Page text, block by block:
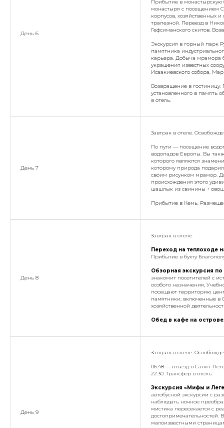
День 6
Прибытие в монастырскую
монастыря с посещением
корпусов, хозяйственных
трапезной. Переезд в
Гефсиманского скитов.
Экскурсия в горный парк
памятника
карьера. Добыча мрамора
украшения известных
Исаакиевского собора,
Возвращение в
установленного в память
в отель.
День 7
Завтрак в отеле.
По пути — посещение
водопадов Европы. Вы
которого являются
которому природа
своим рисунком мрамор.
происхождения этого
шашлык из свинины +
Прибытие в Кемь.
День 8
Завтрак в отеле.
Переход на теплоходе
Прибытие в бухту
Обзорная экскурсия
знакомит посетителей с
особого назначения,
посещают территорию
памятники, включенные в
хозяйственной
Обед в кафе на острове
День 9
Завтрак в отеле.
06:48 — отъезд в Санкт-
22:30. Трансфер в отель.
Экскурсия «Мифы и
автобусной экскурсии с
наблюдать ночное
мистика пересекается с
достопримечательностей.
малоизвестными